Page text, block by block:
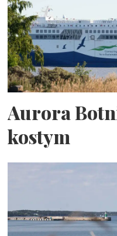
Aurora
kostym